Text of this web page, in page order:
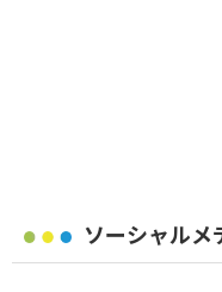
ソーシャルメ